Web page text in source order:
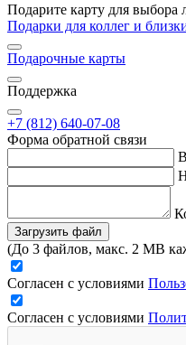
Подарите карту для
Подарки для коллег и
Подарочные карты
Поддержка
+7 (812) 640-07-08
Форма обратной связи
Загрузить файл
(До 3 файлов, макс. 2 MB
Согласен с условиями
Согласен с условиями